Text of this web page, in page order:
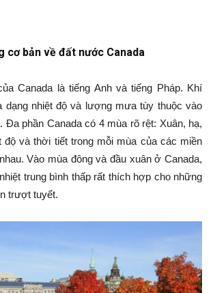
cơ bản về đất nước Canada
Canada là tiếng Anh và tiếng Pháp. Khí
dạng nhiệt độ và lượng mưa tùy thuộc vào
Đa phần Canada có 4 mùa rõ rệt: Xuân, hạ,
độ và thời tiết trong mỗi mùa của các miền
Vào mùa đông và đầu xuân ở Canada,
trung bình thấp rất thích hợp cho những
trượt tuyết.